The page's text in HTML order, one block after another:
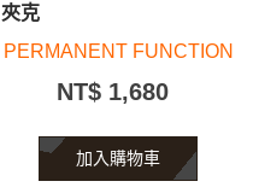
夾克
PERMANENT FUNCTION
NT$ 1,680
加入購物車